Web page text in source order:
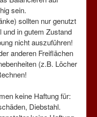
sein.
sollten nur genutzt
und in gutem Zustand
nicht auszuführen!
anderen Freiflächen
(z.B. Löcher
keine Haftung für:
Diebstahl.